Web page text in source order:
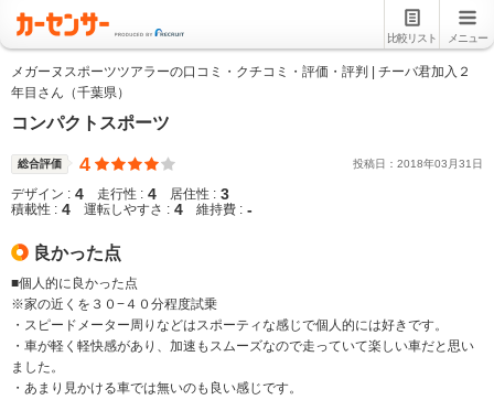
比較リスト メニュー
メガーヌスポーツツアラーの口コミ・クチコミ・評価・評判 | チーバ君加入２
年目さん（千葉県）
コンパクトスポーツ
総合評価 4 投稿日： 2018年03 月31 日
デザイン : 4 走行性 : 4 居住性 : 3
積載性 : 4 運転しやすさ : 4 維持費 : -
良かった点
■個人的に良かった点
※家の近くを３０−４０分程度試乗
・スピードメーター周りなどはスポーティな感じで個人的には好きです。
・車が軽く軽快感があり、加速もスムーズなので走っていて楽しい車だと思い
ました。
・あまり見かける車では無いのも良い感じです。